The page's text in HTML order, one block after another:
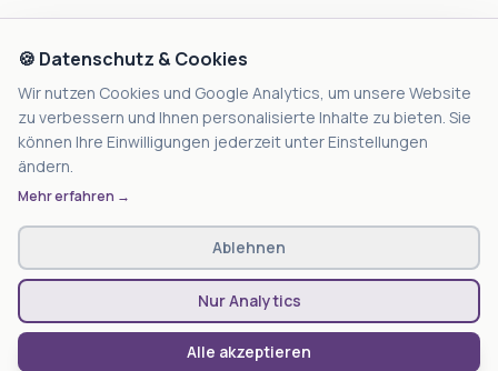
Anlagestrategien
Kontakt
Datenschutz
Nutzungsbedingungen
Cookie-Einstellungen
Nordlicht Wealth Management AG
Bahnhofstrasse 61, 9315 Neukirch-
Kontaktformular →
Nordlicht Wealth Management AG.Alle Rechte vorbehalten.
🍪 Datenschutz & Cookies
Wir nutzen Cookies und Google Analytics, um unsere Website
zu verbessern und Ihnen personalisierte Inhalte zu bieten. Sie
können Ihre Einwilligungen jederzeit unter Einstellungen
ändern.
Mehr erfahren →
Ablehnen
Nur Analytics
Alle akzeptieren